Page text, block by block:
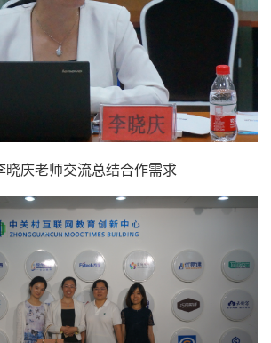
晓庆老师交流总结合作需求